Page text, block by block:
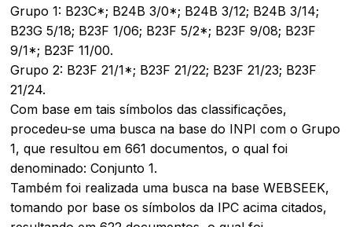
Grupo 1: B23C*; B24B 3/0*; B24B 3/12; B24B 3/14;
B23G 5/18; B23F 1/06; B23F 5/2*; B23F 9/08; B23F
9/1*; B23F 11/00.
Grupo 2: B23F 21/1*; B23F 21/22; B23F 21/23; B23F
21/24.
Com base em tais símbolos das classificações,
procedeu-se uma busca na base do INPI com o Grupo
1, que resultou em 661 documentos, o qual foi
denominado: Conjunto 1.
Também foi realizada uma busca na base WEBSEEK,
tomando por base os símbolos da IPC acima citados,